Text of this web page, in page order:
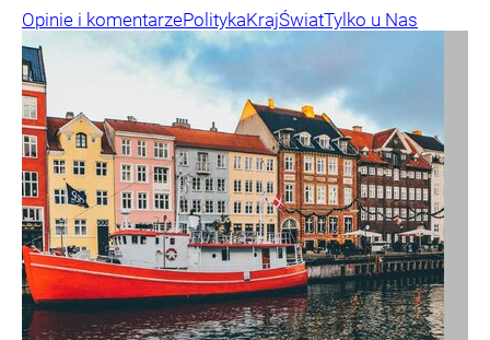
Opinie i komentarzePolitykaKrajŚwiatTylko u Nas